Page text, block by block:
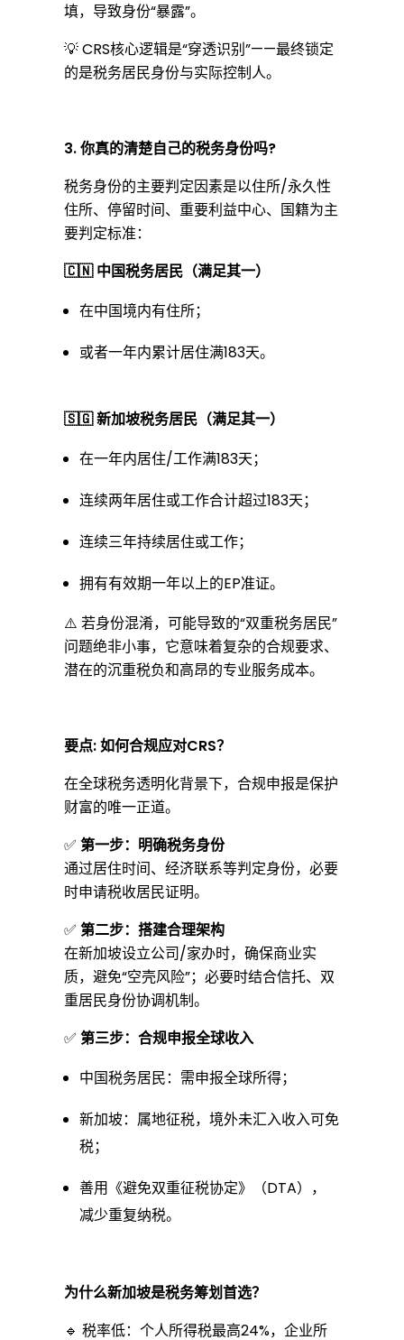
，
真
的
准
备
好
了
吗
？
填，导致身份“暴露”。
💡 CRS核心逻辑是“穿透识别”——最终锁定
的是税务居民身份与实际控制人。
3.你真的清楚自己的税务身份吗?
税务身份的主要判定因素是以住所/永久性
住所、停留时间、重要利益中心、国籍为主
要判定标准：
🇨🇳 中国税务居民（满足其一）
在中国境内有住所；
或者一年内累计居住满183天。
🇸🇬 新加坡税务居民（满足其一）
在一年内居住/工作满183天；
连续两年居住或工作合计超过183天；
连续三年持续居住或工作；
拥有有效期一年以上的EP准证。
⚠️ 若身份混淆，可能导致的“双重税务居民”
问题绝非小事，它意味着复杂的合规要求、
潜在的沉重税负和高昂的专业服务成本。
要点:如何合规应对CRS？
在全球税务透明化背景下，合规申报是保护
财富的唯一正道。
✅ 第一步：明确税务身份
通过居住时间、经济联系等判定身份，必要
时申请税收居民证明。
✅ 第二步：搭建合理架构
在新加坡设立公司/家办时，确保商业实
质，避免“空壳风险”；必要时结合信托、双
重居民身份协调机制。
✅ 第三步：合规申报全球收入
中国税务居民：需申报全球所得；
新加坡：属地征税，境外未汇入收入可免
税；
善用《避免双重征税协定》（DTA），
减少重复纳税。
为什么新加坡是税务筹划首选？
🔹 税率低：个人所得税最高24%，企业所